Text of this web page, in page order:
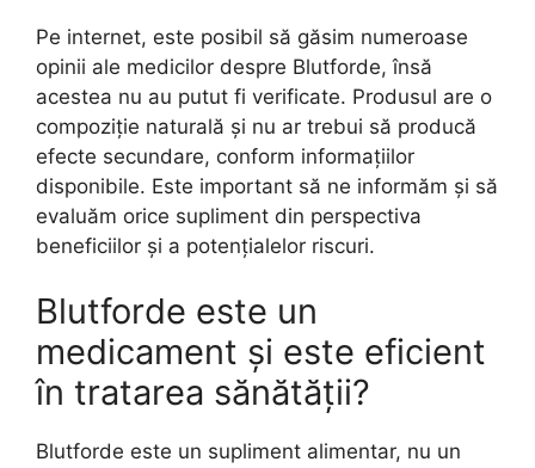
Pe internet, este posibil să găsim numeroase
opinii ale medicilor despre Blutforde, însă
acestea nu au putut fi verificate. Produsul are o
compoziție naturală și nu ar trebui să producă
efecte secundare, conform informațiilor
disponibile. Este important să ne informăm și să
evaluăm orice supliment din perspectiva
beneficiilor și a potențialelor riscuri.
Blutforde este un
medicament și este eficient
în tratarea sănătății?
Blutforde este un supliment alimentar, nu un